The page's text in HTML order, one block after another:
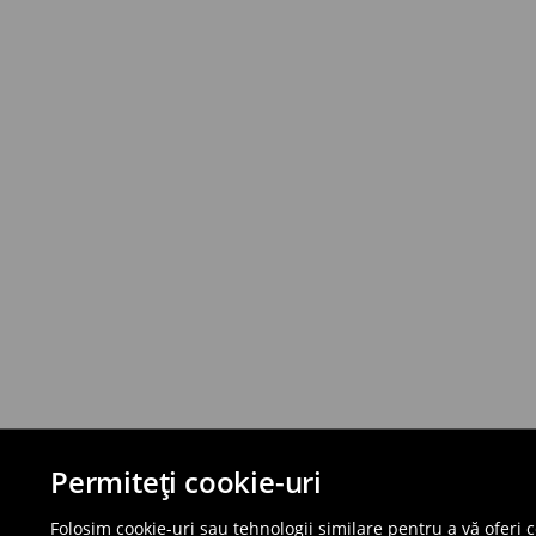
Permiteți cookie-uri
Folosim cookie-uri sau tehnologii similare pentru a vă